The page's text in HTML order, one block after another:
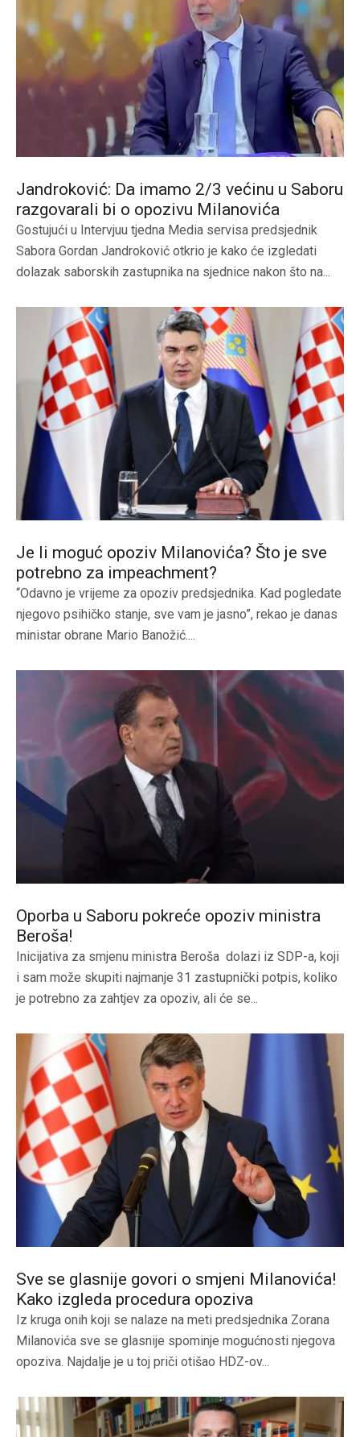
Jandroković: Da imamo 2/3 većinu u Saboru
razgovarali bi o opozivu Milanovića
Gostujući u Intervjuu tjedna Media servisa predsjednik
Sabora Gordan Jandroković otkrio je kako će izgledati
dolazak saborskih zastupnika na sjednice nakon što na...
Je li moguć opoziv Milanovića? Što je sve
potrebno za impeachment?
“Odavno je vrijeme za opoziv predsjednika. Kad pogledate
njegovo psihičko stanje, sve vam je jasno”, rekao je danas
ministar obrane Mario Banožić....
Oporba u Saboru pokreće opoziv ministra
Beroša!
Inicijativa za smjenu ministra Beroša dolazi iz SDP-a, koji
i sam može skupiti najmanje 31 zastupnički potpis, koliko
je potrebno za zahtjev za opoziv, ali će se...
Sve se glasnije govori o smjeni Milanovića!
Kako izgleda procedura opoziva
Iz kruga onih koji se nalaze na meti predsjednika Zorana
Milanovića sve se glasnije spominje mogućnosti njegova
opoziva. Najdalje je u toj priči otišao HDZ-ov...